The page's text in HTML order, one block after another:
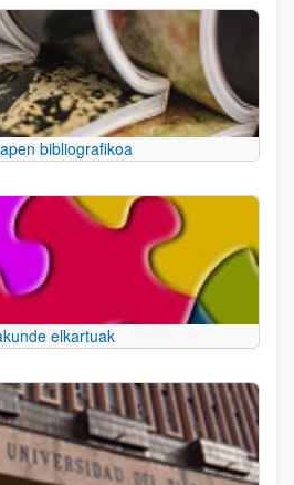
bibliografikoa
elkartuak